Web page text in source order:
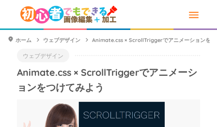
ホーム ウェブデザイン Animate.css × ScrollTriggerでアニメーションをつ
ウェブデザイン
Animate.css × ScrollTriggerでアニメーシ
ョンをつけてみよう